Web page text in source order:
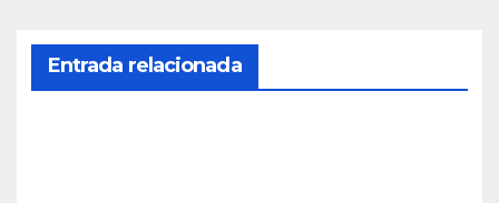
Entrada relacionada
PALMA
Cort